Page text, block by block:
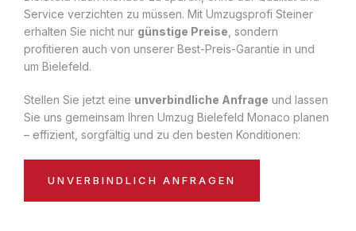
Service verzichten zu müssen. Mit Umzugsprofi Steiner
erhalten Sie nicht nur günstige Preise , sondern
profitieren auch von unserer Best-Preis-Garantie in und
um Bielefeld.
Stellen Sie jetzt eine unverbindliche Anfrage und lassen
Sie uns gemeinsam Ihren Umzug Bielefeld Monaco planen
– effizient, sorgfältig und zu den besten Konditionen:
UNVERBINDLICH ANFRAGEN